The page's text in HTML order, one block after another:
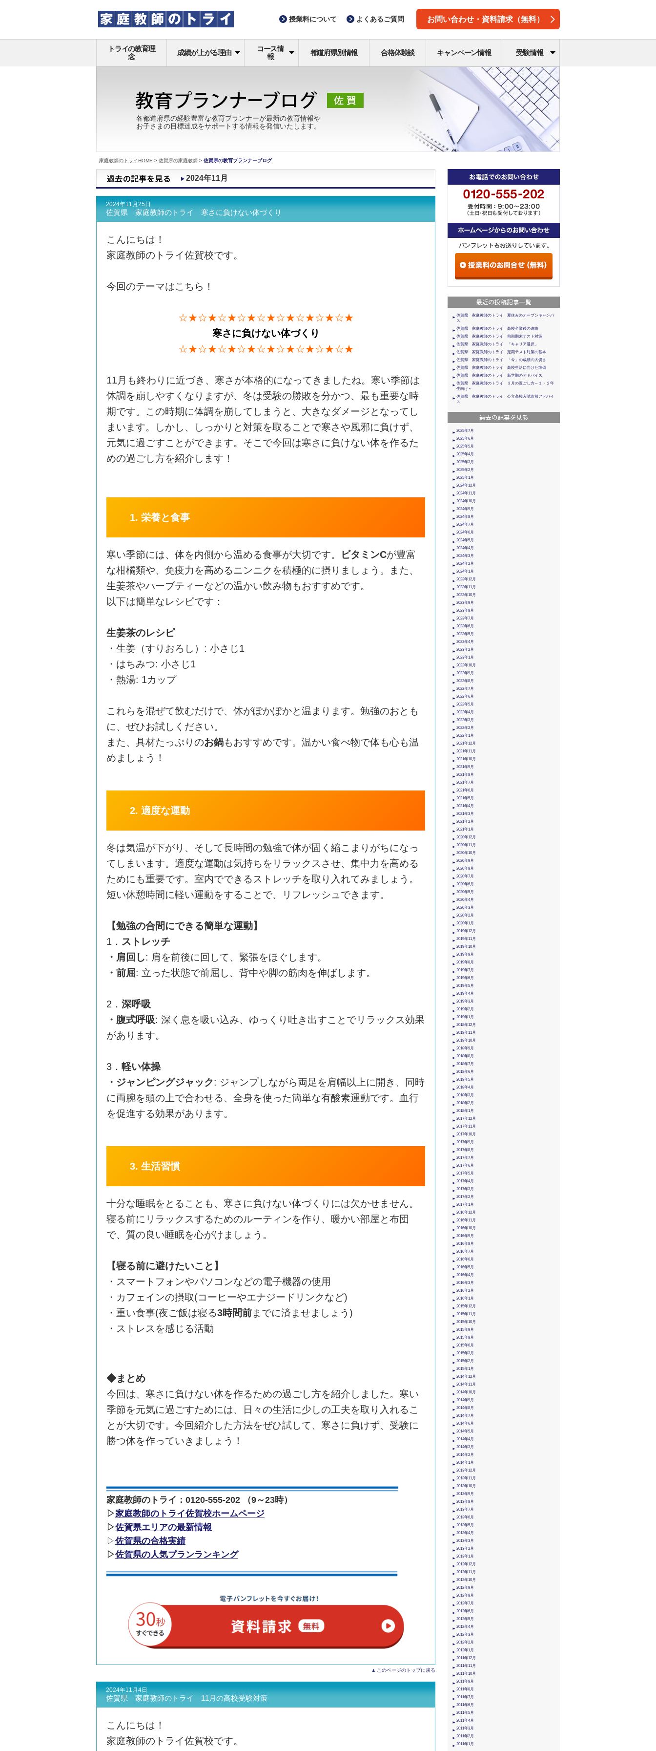
授業料について よくあるご質問 お問い合わせ・資料請求（無料）
トライの教育理
念
成績が上がる理由
コース情
報
都道府県別情報 合格体験談 キャンペーン情報 受験情報
各都道府県の経験豊富な教育プランナーが最新の教育情報や
お子さまの目標達成をサポートする情報を発信いたします。
家庭教師のトライHOME > 佐賀県の家庭教師 > 佐賀県の教育プランナーブログ
2024年11月
2024年11月25日
佐賀県 家庭教師のトライ 寒さに負けない体づくり
こんにちは！
家庭教師のトライ佐賀校です。
今回のテーマはこちら！
☆★☆★☆★☆★☆★☆★☆★☆★☆★
寒さに負けない体づくり
☆★☆★☆★☆★☆★☆★☆★☆★☆★
11月も終わりに近づき、寒さが本格的になってきましたね。寒い季節は
体調を崩しやすくなりますが、冬は受験の勝敗を分かつ、最も重要な時
期です。この時期に体調を崩してしまうと、大きなダメージとなってし
まいます。しかし、しっかりと対策を取ることで寒さや風邪に負けず、
元気に過ごすことができます。そこで今回は寒さに負けない体を作るた
めの過ごし方を紹介します！
1. 栄養と食事
寒い季節には、体を内側から温める食事が大切です。 ビタミンCが豊富
な柑橘類や、免疫力を高めるニンニクを積極的に摂りましょう。また、
生姜茶やハーブティーなどの温かい飲み物もおすすめです。
以下は簡単なレシピです：
生姜茶のレシピ
・生姜（すりおろし）: 小さじ1
・はちみつ: 小さじ1
・熱湯: 1カップ
これらを混ぜて飲むだけで、体がぽかぽかと温まります。勉強のおとも
に、ぜひお試しください。
また、具材たっぷりのお鍋もおすすめです。温かい食べ物で体も心も温
めましょう！
2. 適度な運動
冬は気温が下がり、そして長時間の勉強で体が固く縮こまりがちになっ
てしまいます。適度な運動は気持ちをリラックスさせ、集中力を高める
ためにも重要です。室内でできるストレッチを取り入れてみましょう。
短い休憩時間に軽い運動をすることで、リフレッシュできます。
【勉強の合間にできる簡単な運動】
1． ストレッチ
・肩回し: 肩を前後に回して、緊張をほぐします。
・前屈: 立った状態で前屈し、背中や脚の筋肉を伸ばします。
2． 深呼吸
・腹式呼吸: 深く息を吸い込み、ゆっくり吐き出すことでリラックス効果
があります。
3． 軽い体操
・ジャンピングジャック: ジャンプしながら両足を肩幅以上に開き、同時
に両腕を頭の上で合わせる、全身を使った簡単な有酸素運動です。血行
を促進する効果があります。
3. 生活習慣
十分な睡眠をとることも、寒さに負けない体づくりには欠かせません。
寝る前にリラックスするためのルーティンを作り、暖かい部屋と布団
で、質の良い睡眠を心がけましょう。
【寝る前に避けたいこと】
・スマートフォンやパソコンなどの電子機器の使用
・カフェインの摂取(コーヒーやエナジードリンクなど)
・重い食事(夜ご飯は寝る3時間前までに済ませましょう)
・ストレスを感じる活動
◆まとめ
今回は、寒さに負けない体を作るための過ごし方を紹介しました。寒い
季節を元気に過ごすためには、日々の生活に少しの工夫を取り入れるこ
とが大切です。今回紹介した方法をぜひ試して、寒さに負けず、受験に
勝つ体を作っていきましょう！
家庭教師のトライ：0120-555-202 （9～23時）
▷家庭教師のトライ佐賀校ホームページ
▷佐賀県エリアの最新情報
▷佐賀県の合格実績
▷佐賀県の人気プランランキング
このページのトップに戻る
2024年11月4日
佐賀県 家庭教師のトライ 11月の高校受験対策
こんにちは！
家庭教師のトライ佐賀校です。
佐賀県 家庭教師のトライ 夏休みのオープンキャンバ
ス
佐賀県 家庭教師のトライ 高校卒業後の進路
佐賀県 家庭教師のトライ 前期期末テスト対策
佐賀県 家庭教師のトライ 「キャリア選択」
佐賀県 家庭教師のトライ 定期テスト対策の基本
佐賀県 家庭教師のトライ 「今」の成績の大切さ
佐賀県 家庭教師のトライ 高校生活に向けた準備
佐賀県 家庭教師のトライ 新学期のアドバイス
佐賀県 家庭教師のトライ ３月の過ごし方～１・２年
生向け～
佐賀県 家庭教師のトライ 公立高校入試直前アドバイ
ス
2025年7月
2025年6月
2025年5月
2025年4月
2025年3月
2025年2月
2025年1月
2024年12月
2024年11月
2024年10月
2024年9月
2024年8月
2024年7月
2024年6月
2024年5月
2024年4月
2024年3月
2024年2月
2024年1月
2023年12月
2023年11月
2023年10月
2023年9月
2023年8月
2023年7月
2023年6月
2023年5月
2023年4月
2023年2月
2023年1月
2022年10月
2022年9月
2022年8月
2022年7月
2022年6月
2022年5月
2022年4月
2022年3月
2022年2月
2022年1月
2021年12月
2021年11月
2021年10月
2021年9月
2021年8月
2021年7月
2021年6月
2021年5月
2021年4月
2021年3月
2021年2月
2021年1月
2020年12月
2020年11月
2020年10月
2020年9月
2020年8月
2020年7月
2020年6月
2020年5月
2020年4月
2020年3月
2020年2月
2020年1月
2019年12月
2019年11月
2019年10月
2019年9月
2019年8月
2019年7月
2019年6月
2019年5月
2019年4月
2019年3月
2019年2月
2019年1月
2018年12月
2018年11月
2018年10月
2018年9月
2018年8月
2018年7月
2018年6月
2018年5月
2018年4月
2018年3月
2018年2月
2018年1月
2017年12月
2017年11月
2017年10月
2017年9月
2017年8月
2017年7月
2017年6月
2017年5月
2017年4月
2017年3月
2017年2月
2017年1月
2016年12月
2016年11月
2016年10月
2016年9月
2016年8月
2016年7月
2016年6月
2016年5月
2016年4月
2016年3月
2016年2月
2016年1月
2015年12月
2015年11月
2015年10月
2015年9月
2015年8月
2015年6月
2015年3月
2015年2月
2015年1月
2014年12月
2014年11月
2014年10月
2014年9月
2014年8月
2014年7月
2014年6月
2014年5月
2014年4月
2014年3月
2014年2月
2014年1月
2013年12月
2013年11月
2013年10月
2013年9月
2013年8月
2013年7月
2013年6月
2013年5月
2013年4月
2013年3月
2013年2月
2013年1月
2012年12月
2012年11月
2012年10月
2012年9月
2012年8月
2012年7月
2012年6月
2012年5月
2012年4月
2012年3月
2012年2月
2012年1月
2011年12月
2011年11月
2011年10月
2011年9月
2011年8月
2011年7月
2011年6月
2011年5月
2011年4月
2011年3月
2011年2月
2011年1月